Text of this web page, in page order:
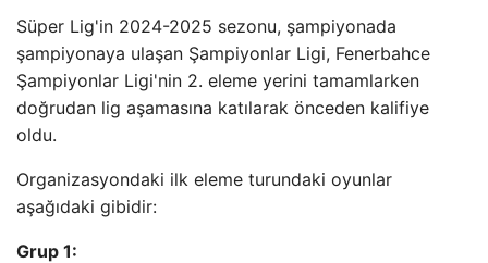
Süper Lig'in 2024-2025 sezonu, şampiyonada
şampiyonaya ulaşan Şampiyonlar Ligi, Fenerbahce
Şampiyonlar Ligi'nin 2. eleme yerini tamamlarken
doğrudan lig aşamasına katılarak önceden kalifiye
oldu.
Organizasyondaki ilk eleme turundaki oyunlar
aşağıdaki gibidir:
Grup 1: